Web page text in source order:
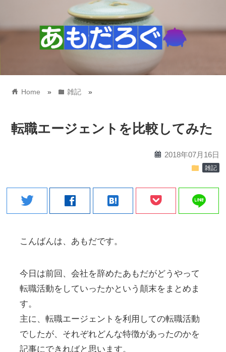
home Home » folder雑記 »
転職エージェントを比較してみた
calendar 2018年07月16日
folder 雑記
twitter facebook hatenabookmark line
こんばんは、あもだです。
今日は前回、会社を辞めたあもだがどうやって
転職活動をしていったかという顛末をまとめま
す。
主に、転職エージェントを利用しての転職活動
でしたが、それぞれどんな特徴があったのかを
記事にできればと思います。